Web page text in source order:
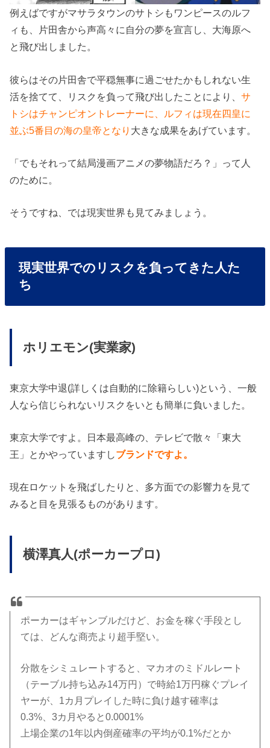
例えばですがマサラタウンのサトシもワンピースのルフ
ィも、片田舎から声高々に自分の夢を宣言し、大海原へ
と飛び出しました。
彼らはその片田舎で平穏無事に過ごせたかもしれない生
活を捨てて、リスクを負って飛び出したことにより、サ
トシはチャンピオントレーナーに、ルフィは現在四皇に
並ぶ5番目の海の皇帝となり 大きな成果をあげています。
「でもそれって結局漫画アニメの夢物語だろ？」って人
のために。
そうですね、では現実世界も見てみましょう。
現実世界でのリスクを負ってきた人た
ち
ホリエモン(実業家)
東京大学中退(詳しくは自動的に除籍らしい)という、一般
人なら信じられないリスクをいとも簡単に負いました。
東京大学ですよ。日本最高峰の、テレビで散々「東大
王」とかやっていますしブランドですよ。
現在ロケットを飛ばしたりと、多方面での影響力を見て
みると目を見張るものがあります。
横澤真人(ポーカープロ)
ポーカーはギャンブルだけど、お金を稼ぐ手段とし
ては、どんな商売より超手堅い。
分散をシミュレートすると、マカオのミドルレート
（テーブル持ち込み14万円）で時給1万円稼ぐプレイ
ヤーが、1カ月プレイした時に負け越す確率は
0.3%、3カ月やると0.0001%
上場企業の1年以内倒産確率の平均が0.1%だとか